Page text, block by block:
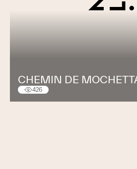
CHEMIN DE
426